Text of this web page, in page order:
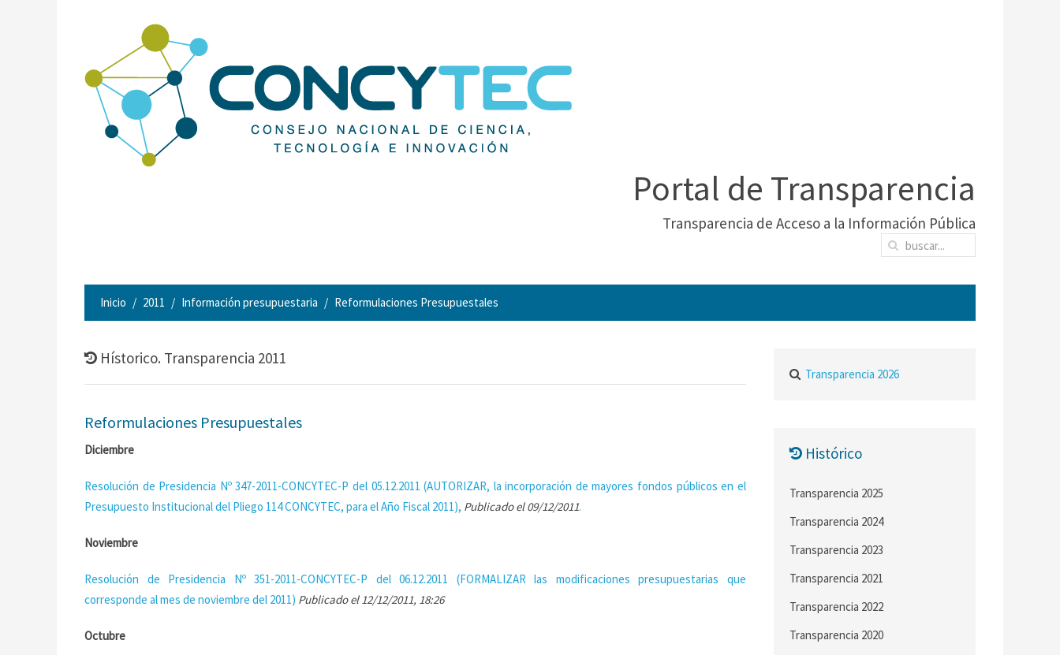
Portal de Transparencia
Transparencia de Acceso a la Información Pública
Inicio 2011 Información presupuestaria Reformulaciones Presupuestales
Hístorico. Transparencia 2011
Reformulaciones Presupuestales
Diciembre
Resolución de Presidencia Nº 347-2011-CONCYTEC-P del 05.12.2011 (AUTORIZAR, la incorporación de mayores fondos públicos en el
Presupuesto Institucional del Pliego 114 CONCYTEC, para el Año Fiscal 2011), Publicado el 09/12/2011.
Noviembre
Resolución de Presidencia Nº 351-2011-CONCYTEC-P del 06.12.2011 (FORMALIZAR las modificaciones presupuestarias que
corresponde al mes de noviembre del 2011) Publicado el 12/12/2011, 18:26
Octubre
Transparencia 2026
Histórico
Transparencia 2025
Transparencia 2024
Transparencia 2023
Transparencia 2021
Transparencia 2022
Transparencia 2020